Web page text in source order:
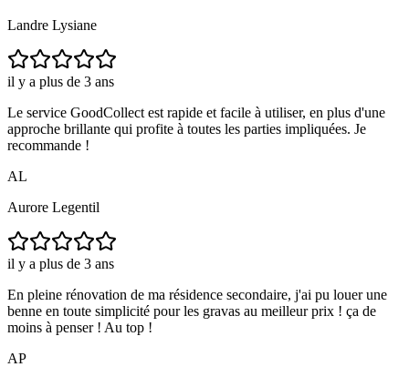
Landre Lysiane
il y a plus de 3 ans
Le service GoodCollect est rapide et facile à utiliser, en plus d'une
approche brillante qui profite à toutes les parties impliquées. Je
recommande !
AL
Aurore Legentil
il y a plus de 3 ans
En pleine rénovation de ma résidence secondaire, j'ai pu louer une
benne en toute simplicité pour les gravas au meilleur prix ! ça de
moins à penser ! Au top !
AP